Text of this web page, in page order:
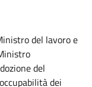
del lavoro e
del
dei